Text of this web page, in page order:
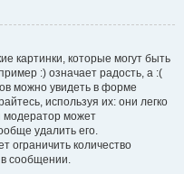
картинки, которые могут быть
:) означает радость, а :(
можно увидеть в форме
используя их: они легко
модератор может
удалить его.
ограничить количество
в сообщении.